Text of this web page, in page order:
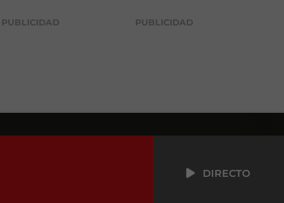
PUBLICIDAD PUBLICIDAD
DIRECTO